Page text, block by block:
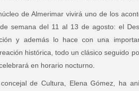
de Almerimar vivirá uno de los
semana del 11 al 13 de agosto: el
y además lo hace con una
histórica, todo un clásico seguido
en horario nocturno.
de Cultura, Elena Gómez, ha